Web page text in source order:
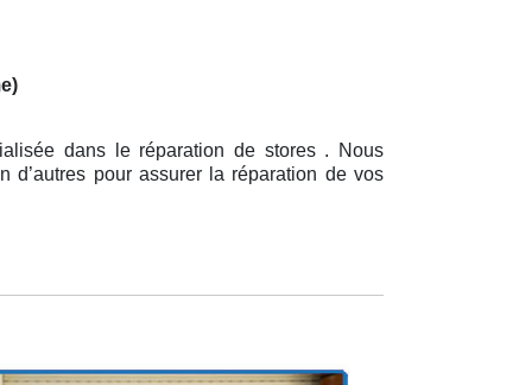
dans le réparation de stores . Nous
d’autres pour assurer la réparation de vos